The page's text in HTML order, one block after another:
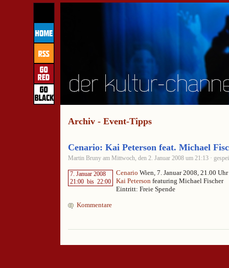
Archiv - Event-Tipps
Cenario: Kai Peterson feat. Michael
Martin Bruny am Mittwoch, den 2. Januar 2008 um 21:13 ·
7. Januar 2008
21:00 bis 22:00
Cenario Wien, 7. Januar 2008, 21.00 Uhr
Kai Peterson featuring Michael Fischer
Eintritt: Freie Spende
Kommentare